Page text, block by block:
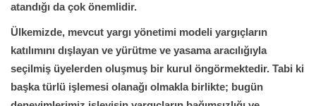
atandığı da çok önemlidir.
Ülkemizde, mevcut yargı yönetimi modeli yargıçların
katılımını dışlayan ve yürütme ve yasama aracılığıyla
seçilmiş üyelerden oluşmuş bir kurul öngörmektedir. Tabi ki
başka türlü işlemesi olanağı olmakla birlikte; bugün